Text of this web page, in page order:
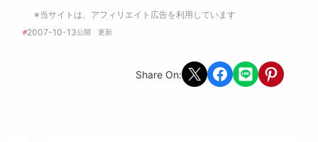
※当サイトは、アフィリエイト広告を利用しています
#2007-10-13公開 更新
Share On: Share on X Share on Facebook
Share on LINEShare on